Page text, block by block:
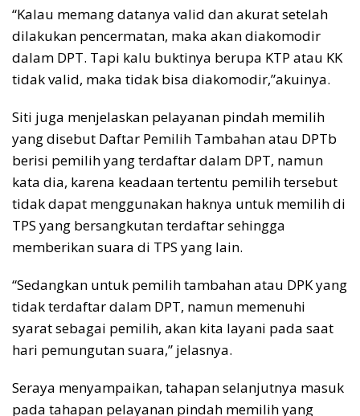
“Kalau memang datanya valid dan akurat setelah
dilakukan pencermatan, maka akan diakomodir
dalam DPT. Tapi kalu buktinya berupa KTP atau KK
tidak valid, maka tidak bisa diakomodir,”akuinya.
Siti juga menjelaskan pelayanan pindah memilih
yang disebut Daftar Pemilih Tambahan atau DPTb
berisi pemilih yang terdaftar dalam DPT, namun
kata dia, karena keadaan tertentu pemilih tersebut
tidak dapat menggunakan haknya untuk memilih di
TPS yang bersangkutan terdaftar sehingga
memberikan suara di TPS yang lain.
“Sedangkan untuk pemilih tambahan atau DPK yang
tidak terdaftar dalam DPT, namun memenuhi
syarat sebagai pemilih, akan kita layani pada saat
hari pemungutan suara,” jelasnya.
Seraya menyampaikan, tahapan selanjutnya masuk
pada tahapan pelayanan pindah memilih yang